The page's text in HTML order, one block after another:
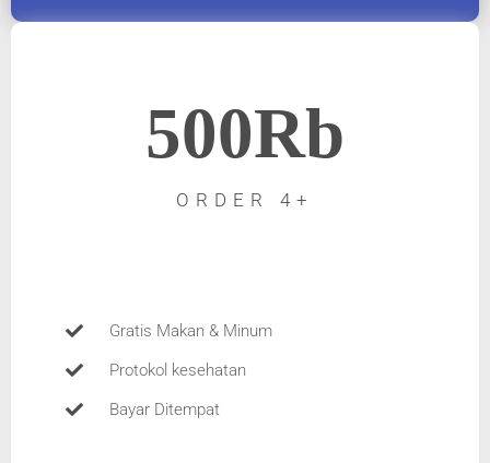
500Rb
ORDER 4+
Gratis Makan & Minum
Protokol kesehatan​
Bayar Ditempat​